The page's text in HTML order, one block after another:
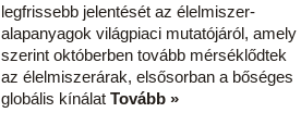
legfrissebb jelentését az élelmiszer-
alapanyagok világpiaci mutatójáról, amely
szerint októberben tovább mérséklődtek
az élelmiszerárak, elsősorban a bőséges
globális kínálat Tovább »